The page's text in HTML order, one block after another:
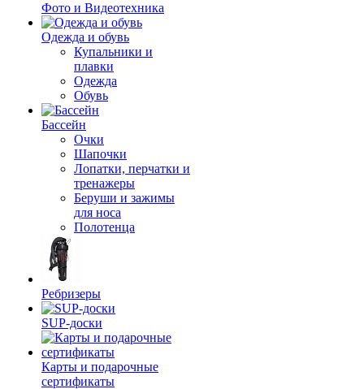
Фото и Видеотехника
Одежда и обувь
Купальники и
плавки
Одежда
Обувь
Бассейн
Очки
Шапочки
Лопатки, перчатки и
тренажеры
Беруши и зажимы
для носа
Полотенца
Ребризеры
SUP-доски
Карты и подарочные
сертификаты